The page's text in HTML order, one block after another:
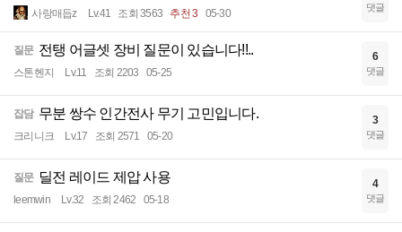
사랑매듭z Lv.41 조회 3563 추천 3 05-30 댓글
질문 전탱 어글셋 장비 질문이 있습니다!!..
스톤헨지 Lv.11 조회 2203 05-25
6
댓글
잡담 무분 쌍수 인간전사 무기 고민입니다.
크리니크 Lv.17 조회 2571 05-20
3
댓글
질문 딜전 레이드 제압 사용
leemwin Lv.32 조회 2462 05-18
4
댓글